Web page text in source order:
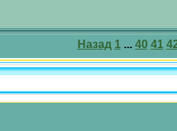
Назад 1 ... 40 41